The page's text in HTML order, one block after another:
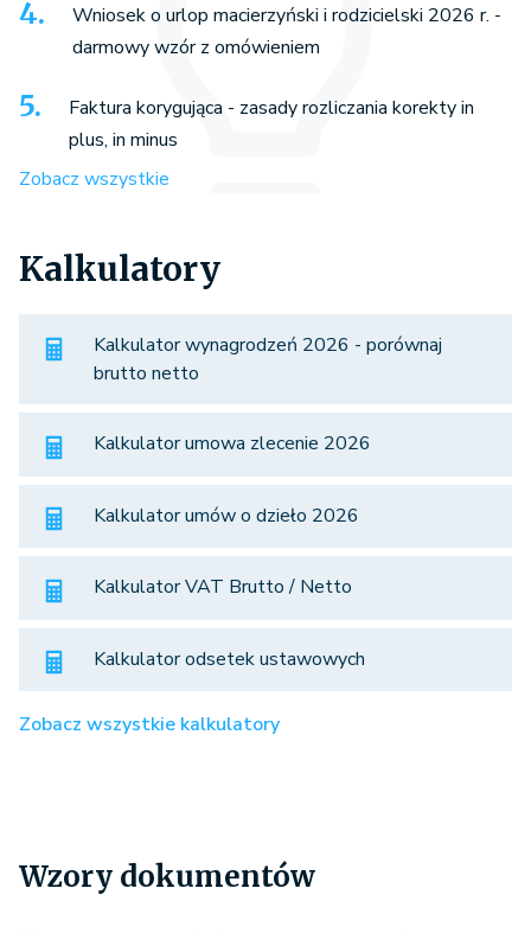
Wniosek o urlop macierzyński i rodzicielski 2026 r. -
darmowy wzór z omówieniem
Faktura korygująca - zasady rozliczania korekty in
plus, in minus
Zobacz wszystkie
Kalkulatory
Kalkulator wynagrodzeń 2026 - porównaj
brutto netto
Kalkulator umowa zlecenie 2026
Kalkulator umów o dzieło 2026
Kalkulator VAT Brutto / Netto
Kalkulator odsetek ustawowych
Zobacz wszystkie kalkulatory
Wzory dokumentów